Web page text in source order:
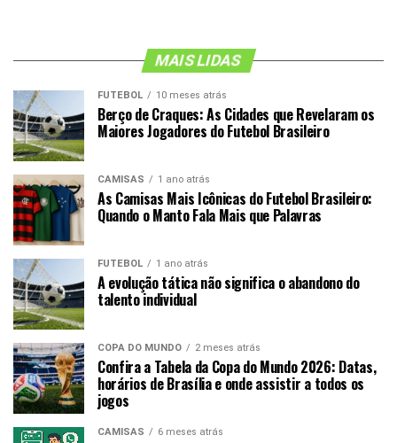
MAIS LIDAS
FUTEBOL 10 meses atrás
Berço de Craques: As Cidades que Revelaram os
Maiores Jogadores do Futebol Brasileiro
CAMISAS 1 ano atrás
As Camisas Mais Icônicas do Futebol Brasileiro:
Quando o Manto Fala Mais que Palavras
FUTEBOL 1 ano atrás
A evolução tática não significa o abandono do
talento individual
COPA DO MUNDO 2 meses atrás
Confira a Tabela da Copa do Mundo 2026: Datas,
horários de Brasília e onde assistir a todos os
jogos
CAMISAS 6 meses atrás